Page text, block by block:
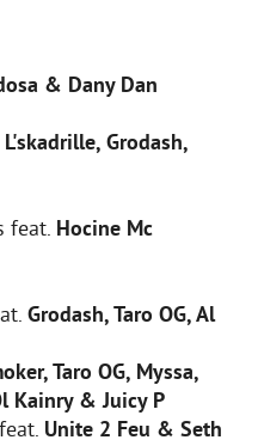
& Dany Dan
L'skadrille, Grodash,
feat. Hocine Mc
Grodash, Taro OG, Al
Taro OG, Myssa,
Kainry & Juicy P
Unite 2 Feu & Seth